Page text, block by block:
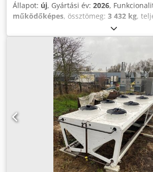
Állapot: új, Gyártási év: 2026,
működőképes, össztömeg: 3 432 kg,
2 391 mm
mm, térfogatáram:369 m³/ó,
(2 129,16 LE), Új, professzionális
hűtőközeg-párologtató, léghűtéses kivitel
40 °C párolgási hőmérsékleten, DT15K,
ventilátor, 910 mm átmérő
Korrózióálló, Heresite bevonattal ellátva